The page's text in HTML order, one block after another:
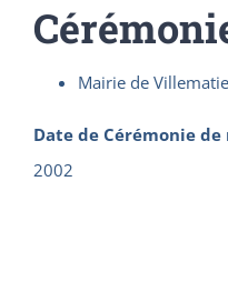
Mairie de
Date de Cérémonie de
2002